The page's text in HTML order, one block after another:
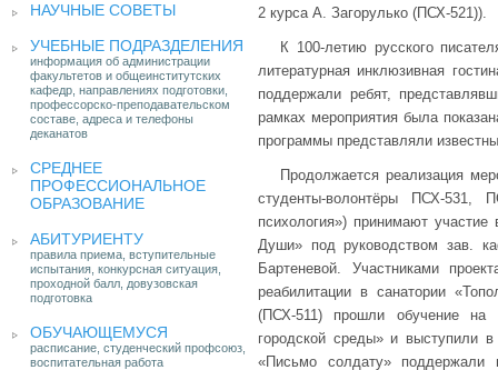
НАУЧНЫЕ СОВЕТЫ
УЧЕБНЫЕ ПОДРАЗДЕЛЕНИЯ
информация об администрации
факультетов и общеинститутских
кафедр, направлениях подготовки,
профессорско-преподавательском
составе, адреса и телефоны
деканатов
СРЕДНЕЕ
ПРОФЕССИОНАЛЬНОЕ
ОБРАЗОВАНИЕ
АБИТУРИЕНТУ
правила приема, вступительные
испытания, конкурсная ситуация,
проходной балл, довузовская
подготовка
ОБУЧАЮЩЕМУСЯ
расписание, студенческий профсоюз,
воспитательная работа
2 курса А. Загорулько (ПСХ-521)).
К 100-летию русского
литературная инклюзивная
поддержали ребят,
рамках мероприятия была
программы представляли
Продолжается реализация
студенты-волонтёры ПСХ-531,
психология») принимают
Души» под руководством зав.
Бартеневой. Участниками
реабилитации в санатории
(ПСХ-511) прошли обучение на
городской среды» и выступили в
«Письмо солдату»